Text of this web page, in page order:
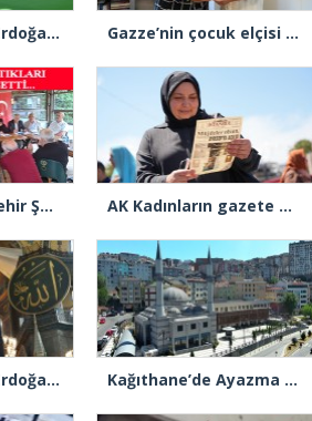
Cumhurbaşkanı Erdoğan: “Gençlerimizin en iyi şekilde yetişmeniz için tüm gücümüzle çalışıyoruz” Gazze’nin çocuk elçisi Ramadan Abu Jazar, AK Parti İstanbul İl Başkanlığını ziyaret etti
Ensar Vakfı Ataşehir Şube Başkanı Bektaş, “Bizde yardım kelimesi yok, bizde paylaşmak ve hediyeleşmek var” AK Kadınların gazete manşeti: “Müjdeler olsun, Ayasofya açıldı”
Cumhurbaşkanı Erdoğan: “Ayasofya’nın dirilişi mübarek olsun” Kağıthane’de Ayazma Camii ve Külliyesi açılış için gün sayıyor